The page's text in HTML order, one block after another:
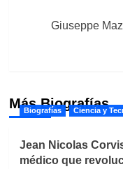
Giuseppe
Más Biografías
Biografías Ciencia y
Jean Nicolas
médico que